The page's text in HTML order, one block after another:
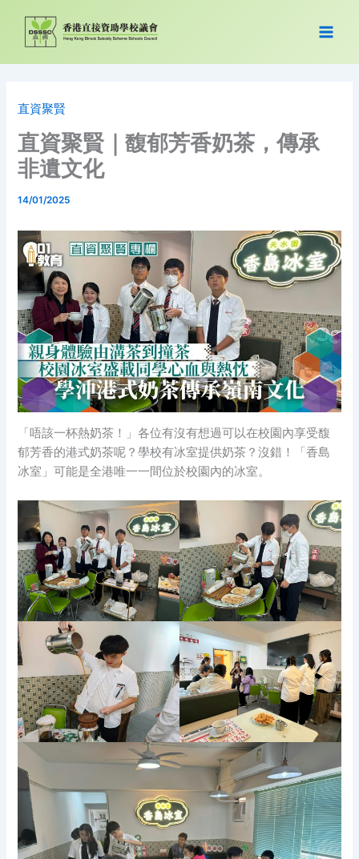
要
直資聚賢
直資聚賢｜馥郁芳香奶茶，傳承
非遺文化
14/01/2025
「唔該一杯熱奶茶！」各位有沒有想過可以在校園內享受馥
郁芳香的港式奶茶呢？學校有冰室提供奶茶？沒錯！「香島
冰室」可能是全港唯一一間位於校園內的冰室。